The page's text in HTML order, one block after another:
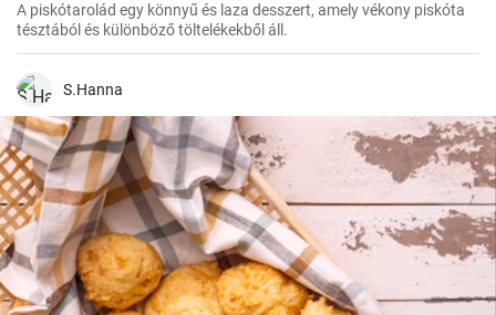
A piskótarolád egy könnyű és laza desszert, amely vékony piskóta
tésztából és különböző töltelékekből áll.
S.Hanna